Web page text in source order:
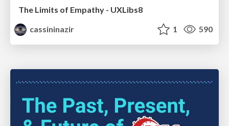
The Limits of Empathy - UXLibs8
cassininazir
1 590